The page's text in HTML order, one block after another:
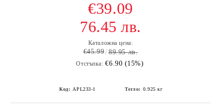
€39.09
76.45 лв.
Каталожна цена:
€45.99 89.95 лв.
Отстъпка: €6.90 (15%)
Код: APL233-1 Тегло: 0.925 кг